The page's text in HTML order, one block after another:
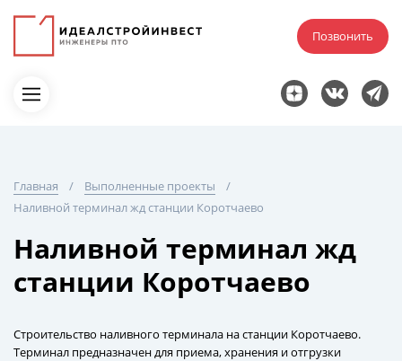
Позвонить
Главная
Выполненные проекты
Наливной терминал жд станции Коротчаево
Наливной терминал жд
станции Коротчаево
Строительство наливного терминала на станции Коротчаево.
Терминал предназначен для приема, хранения и отгрузки